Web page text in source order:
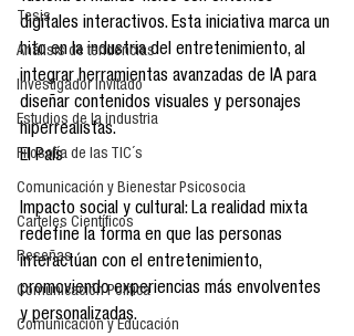
Tesis
Análisis de tendencias
Investigador Invitado
Estudios de la industria
Filosofía de las TIC´s
Comunicación y Bienestar Psicosocia
Carteles Científicos
Reseñas
Comunicación Política
Comunicación y Educación
digitales interactivos. Esta iniciativa marca un
hito en la industria del entretenimiento, al
integrar herramientas avanzadas de IA para
diseñar contenidos visuales y personajes
hiperrealistas.
El País
Impacto social y cultural: La realidad mixta
redefine la forma en que las personas
interactúan con el entretenimiento,
promoviendo experiencias más envolventes
y personalizadas.